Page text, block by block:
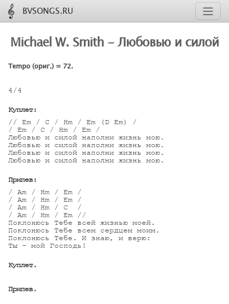
BVSONGS.RU
Michael W. Smith - Любовью и силой
Tempo (ориг.) = 72.
4/4
Куплет:
// Em / C / Hm / Em (D Em) /
/ Em / C / Hm / Em /
Любовью и силой наполни жизнь мою.
Любовью и силой наполни жизнь мою.
Любовью и силой наполни жизнь мою.
Любовью и силой наполни жизнь мою.
Припев:
/ Am / Hm / Em /
/ Am / Hm / Em /
/ Am / Hm / C  /
/ Am / Hm / Em //
Поклонюсь Тебе всей жизнью моей.
Поклонюсь Тебе всем сердцем моим.
Поклонюсь Тебе. И знаю, и верю:
Ты - мой Господь!
Куплет.
Припев.